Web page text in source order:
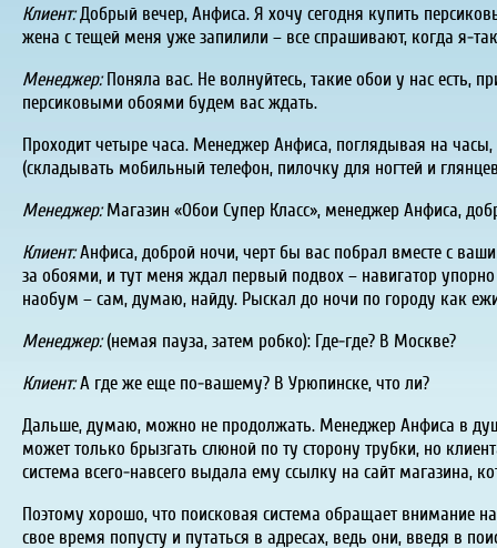
Клиент:Добрый вечер, Анфиса. Я хочу сегодня купить
жена с тещей меня уже запилили – все спрашивают, когда я-
Менеджер:Поняла вас. Не волнуйтесь, такие обои у нас есть,
персиковыми обоями будем вас ждать.
Проходит четыре часа. Менеджер Анфиса, поглядывая на часы,
(складывать мобильный телефон, пилочку для ногтей и
Менеджер:Магазин «Обои Супер Класс», менеджер Анфиса,
Клиент:Анфиса, доброй ночи, черт бы вас побрал вместе с
за обоями, и тут меня ждал первый подвох – навигатор
наобум – сам, думаю, найду. Рыскал до ночи по городу как
Менеджер:(немая пауза, затем робко): Где-где? В Москве?
Клиент:А где же еще по-вашему? В Урюпинске, что ли?
Дальше, думаю, можно не продолжать. Менеджер Анфиса в
может только брызгать слюной по ту сторону трубки, но
система всего-навсего выдала ему ссылку на сайт магазина,
Поэтому хорошо, что поисковая система обращает внимание
свое время попусту и путаться в адресах, ведь они, введя в